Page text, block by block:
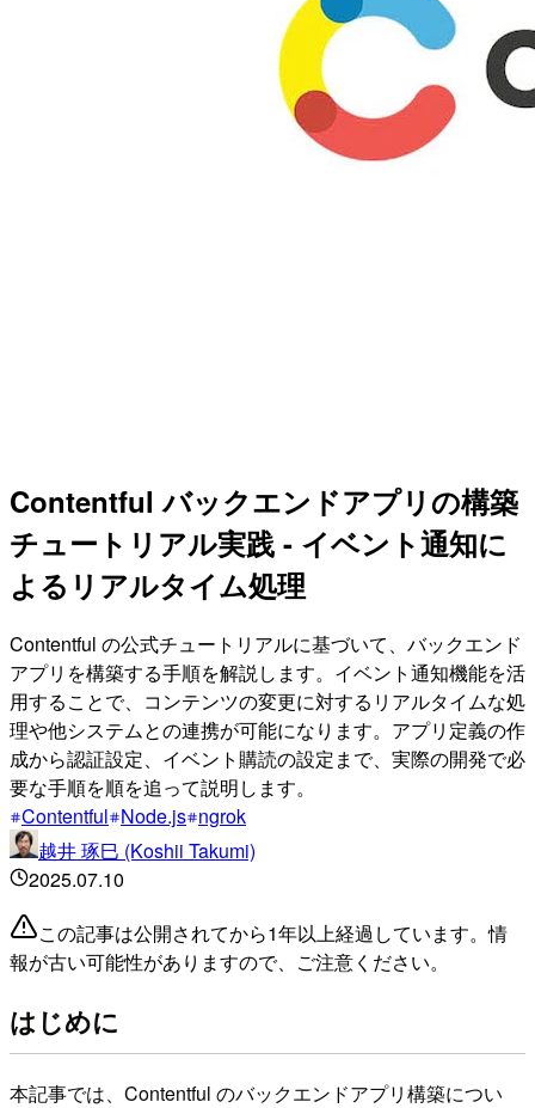
Contentful バックエンドアプリの構築
チュートリアル実践 - イベント通知に
よるリアルタイム処理
Contentful の公式チュートリアルに基づいて、バックエンド
アプリを構築する手順を解説します。イベント通知機能を活
用することで、コンテンツの変更に対するリアルタイムな処
理や他システムとの連携が可能になります。アプリ定義の作
成から認証設定、イベント購読の設定まで、実際の開発で必
要な手順を順を追って説明します。
Contentful Node.js ngrok
越井 琢巳 (Koshii Takumi)
2025.07.10
この記事は公開されてから1年以上経過しています。情
報が古い可能性がありますので、ご注意ください。
はじめに
本記事では、Contentful のバックエンドアプリ構築につい